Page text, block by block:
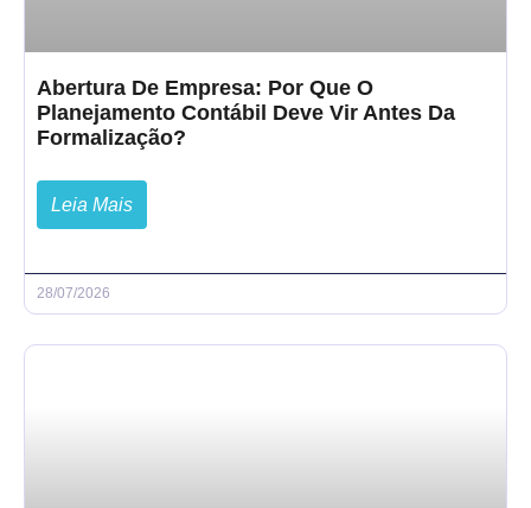
Abertura De Empresa: Por Que O
Planejamento Contábil Deve Vir Antes Da
Formalização?
Leia Mais
28/07/2026